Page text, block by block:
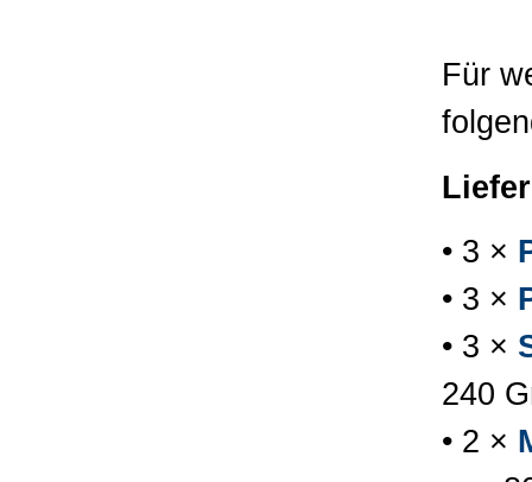
Für
• 3 ×
• 3 ×
• 3 ×
240
• 2 ×